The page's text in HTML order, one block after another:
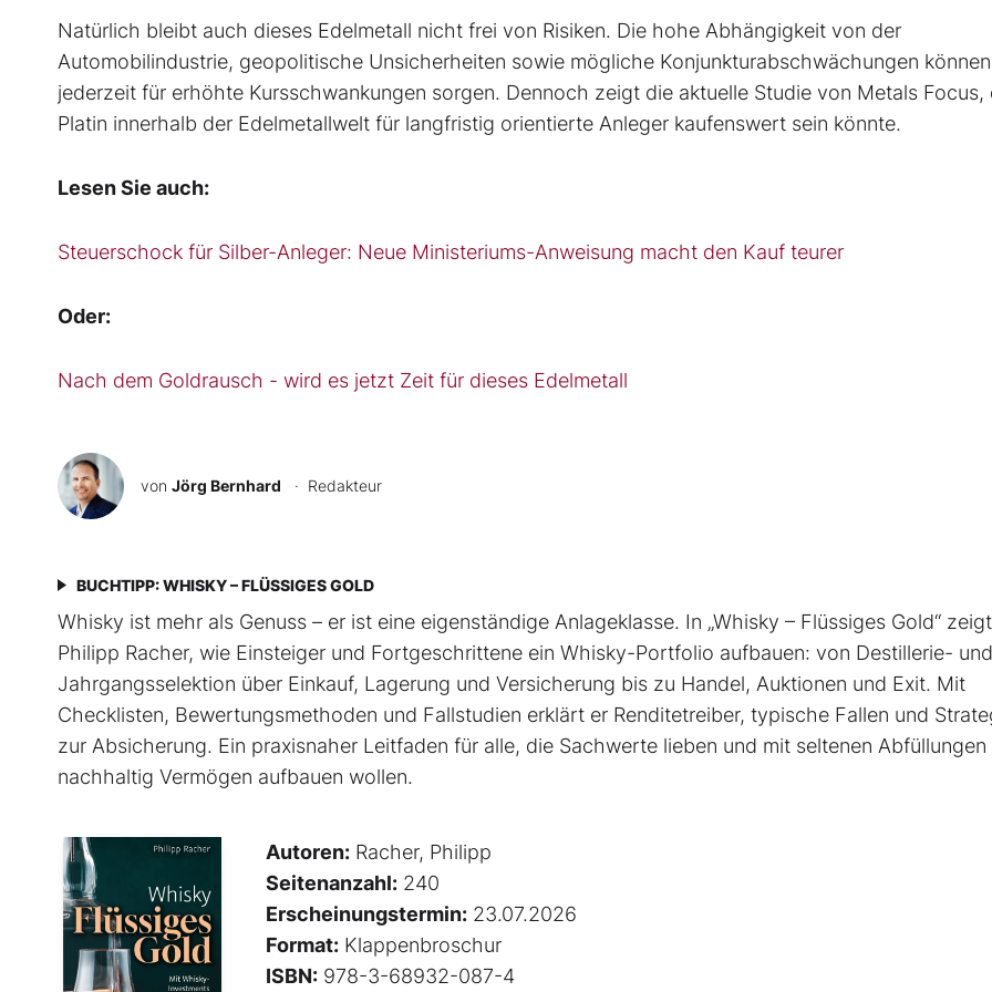
Natürlich bleibt auch dieses Edelmetall nicht frei von Risiken. Die hohe Abhängigkeit von der
Automobilindustrie, geopolitische Unsicherheiten sowie mögliche Konjunkturabschwächungen können
jederzeit für erhöhte Kursschwankungen sorgen. Dennoch zeigt die aktuelle Studie von Metals Focus,
Platin innerhalb der Edelmetallwelt für langfristig orientierte Anleger kaufenswert sein könnte.
Lesen Sie auch:
Steuerschock für Silber-Anleger: Neue Ministeriums-Anweisung macht den Kauf teurer
Oder:
Nach dem Goldrausch - wird es jetzt Zeit für dieses Edelmetall
von Jörg Bernhard · Redakteur
BUCHTIPP: WHISKY – FLÜSSIGES GOLD
Whisky ist mehr als Genuss – er ist eine eigenständige Anlageklasse. In „Whisky – Flüssiges Gold“ zeigt
Philipp Racher, wie Einsteiger und Fortgeschrittene ein Whisky-Portfolio aufbauen: von Destillerie- und
Jahrgangsselektion über Einkauf, Lagerung und Versicherung bis zu Handel, Auktionen und Exit. Mit
Checklisten, Bewertungsmethoden und Fallstudien erklärt er Renditetreiber, typische Fallen und
zur Absicherung. Ein praxisnaher Leitfaden für alle, die Sachwerte lieben und mit seltenen Abfüllungen
nachhaltig Vermögen aufbauen wollen.
Autoren: Racher, Philipp
Seitenanzahl: 240
Erscheinungstermin: 23.07.2026
Format: Klappenbroschur
ISBN: 978-3-68932-087-4